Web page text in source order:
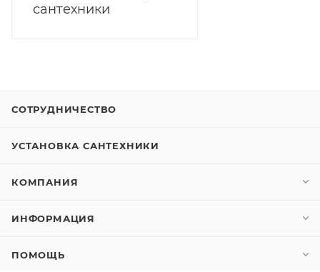
сантехники
СОТРУДНИЧЕСТВО
УСТАНОВКА САНТЕХНИКИ
КОМПАНИЯ
ИНФОРМАЦИЯ
ПОМОЩЬ